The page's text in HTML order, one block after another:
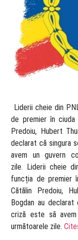
Liderii cheie din
de premier în
Predoiu, Hubert
declarat că singura
avem un guvern
zile. Liderii cheie
funcția de premier
Cătălin Predoiu,
Bogdan au declarat
criză este să
următoarele zile.